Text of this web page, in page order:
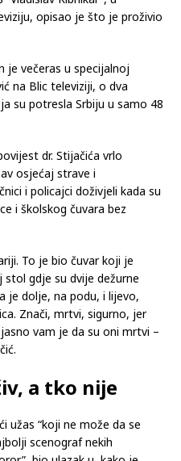
pomoći koji je među prvima
opisao je što je proživio
večeras u specijalnoj
su potresla Srbiju u samo 48
dr. Stijačića vrlo
osjećaj strave i
i školskog čuvara bez
To je bio čuvar koji je
stol gdje su dvije dežurne
je dolje, na podu, i lijevo,
vam je da su oni mrtvi –
a tko nije